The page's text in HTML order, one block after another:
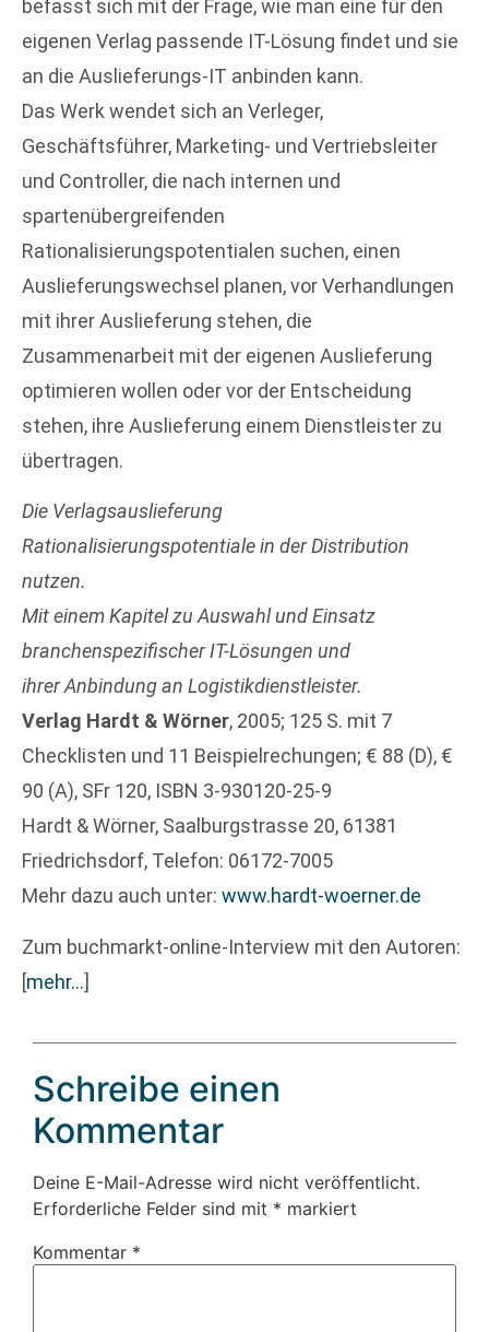
befasst sich mit der Frage, wie man eine für den
eigenen Verlag passende IT-Lösung findet und sie
an die Auslieferungs-IT anbinden kann.
Das Werk wendet sich an Verleger,
Geschäftsführer, Marketing- und Vertriebsleiter
und Controller, die nach internen und
spartenübergreifenden
Rationalisierungspotentialen suchen, einen
Auslieferungswechsel planen, vor Verhandlungen
mit ihrer Auslieferung stehen, die
Zusammenarbeit mit der eigenen Auslieferung
optimieren wollen oder vor der Entscheidung
stehen, ihre Auslieferung einem Dienstleister zu
übertragen.
Die Verlagsauslieferung
Rationalisierungspotentiale in der Distribution
nutzen.
Mit einem Kapitel zu Auswahl und Einsatz
branchenspezifischer IT-Lösungen und
ihrer Anbindung an Logistikdienstleister.
Verlag Hardt & Wörner, 2005; 125 S. mit 7
Checklisten und 11 Beispielrechungen; € 88 (D), €
90 (A), SFr 120, ISBN 3-930120-25-9
Hardt & Wörner, Saalburgstrasse 20, 61381
Friedrichsdorf, Telefon: 06172-7005
Mehr dazu auch unter: www.hardt-woerner.de
Zum buchmarkt-online-Interview mit den Autoren:
[mehr…]
Schreibe einen
Kommentar
Deine E-Mail-Adresse wird nicht veröffentlicht.
Erforderliche Felder sind mit * markiert
Kommentar *